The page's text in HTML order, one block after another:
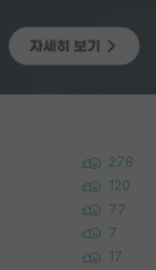
278
120
77
7
17